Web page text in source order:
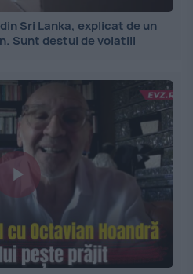
Sri Lanka, explicat de un
Sunt destul de volatili